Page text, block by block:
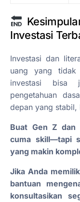
Investasi
Investasi dan
uang yang tidak
investasi bisa
pengetahuan
depan yang stabil,
Buat Gen Z dan
cuma skill—tapi
yang makin
Jika Anda
bantuan
konsultasikan